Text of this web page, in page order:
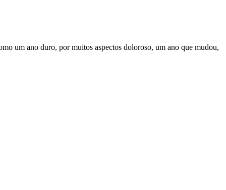
um ano duro, por muitos aspectos doloroso, um ano que mudou,